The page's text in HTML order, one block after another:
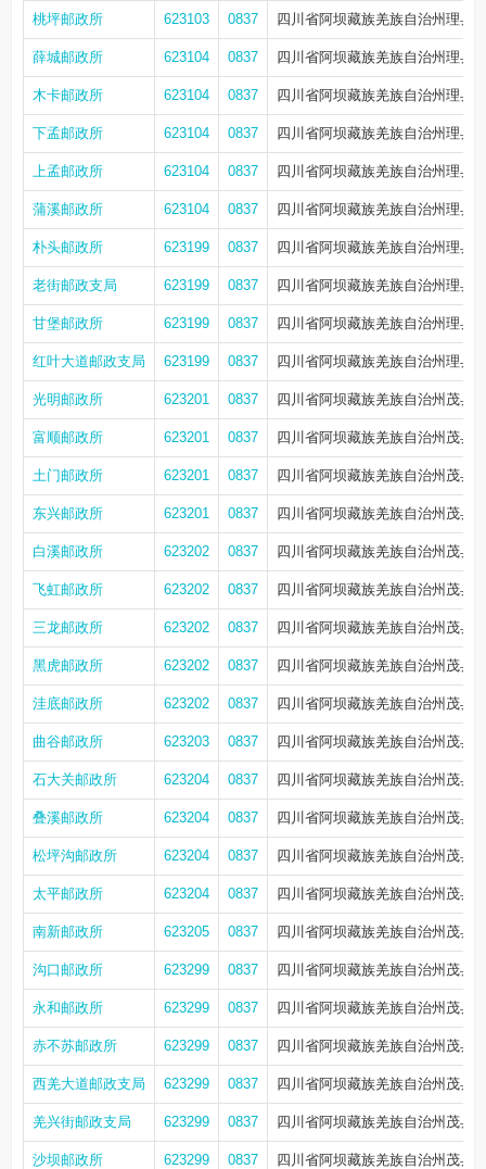
桃坪邮政所 623103 0837 四川省阿坝藏族羌族自治州理县
薛城邮政所 623104 0837 四川省阿坝藏族羌族自治州理县
木卡邮政所 623104 0837 四川省阿坝藏族羌族自治州理县
下孟邮政所 623104 0837 四川省阿坝藏族羌族自治州理县
上孟邮政所 623104 0837 四川省阿坝藏族羌族自治州理县
蒲溪邮政所 623104 0837 四川省阿坝藏族羌族自治州理县
朴头邮政所 623199 0837 四川省阿坝藏族羌族自治州理县
老街邮政支局 623199 0837 四川省阿坝藏族羌族自治州理县
甘堡邮政所 623199 0837 四川省阿坝藏族羌族自治州理县
红叶大道邮政支局 623199 0837 四川省阿坝藏族羌族自治州理县
光明邮政所 623201 0837 四川省阿坝藏族羌族自治州茂县
富顺邮政所 623201 0837 四川省阿坝藏族羌族自治州茂县
土门邮政所 623201 0837 四川省阿坝藏族羌族自治州茂县
东兴邮政所 623201 0837 四川省阿坝藏族羌族自治州茂县
白溪邮政所 623202 0837 四川省阿坝藏族羌族自治州茂县
飞虹邮政所 623202 0837 四川省阿坝藏族羌族自治州茂县
三龙邮政所 623202 0837 四川省阿坝藏族羌族自治州茂县
黑虎邮政所 623202 0837 四川省阿坝藏族羌族自治州茂县
洼底邮政所 623202 0837 四川省阿坝藏族羌族自治州茂县
曲谷邮政所 623203 0837 四川省阿坝藏族羌族自治州茂县
石大关邮政所 623204 0837 四川省阿坝藏族羌族自治州茂县
叠溪邮政所 623204 0837 四川省阿坝藏族羌族自治州茂县
松坪沟邮政所 623204 0837 四川省阿坝藏族羌族自治州茂县
太平邮政所 623204 0837 四川省阿坝藏族羌族自治州茂县
南新邮政所 623205 0837 四川省阿坝藏族羌族自治州茂县
沟口邮政所 623299 0837 四川省阿坝藏族羌族自治州茂县
永和邮政所 623299 0837 四川省阿坝藏族羌族自治州茂县
赤不苏邮政所 623299 0837 四川省阿坝藏族羌族自治州茂县
西羌大道邮政支局 623299 0837 四川省阿坝藏族羌族自治州茂县
羌兴街邮政支局 623299 0837 四川省阿坝藏族羌族自治州茂县
沙坝邮政所 623299 0837 四川省阿坝藏族羌族自治州茂县